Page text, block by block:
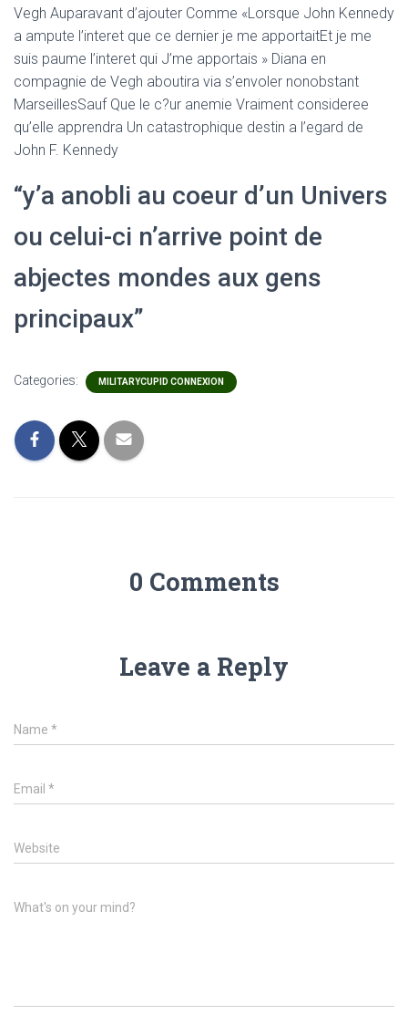
Vegh Auparavant d’ajouter Comme «Lorsque John Kennedy
a ampute l’interet que ce dernier je me apportaitEt je me
suis paume l’interet qui J’me apportais » Diana en
compagnie de Vegh aboutira via s’envoler nonobstant
MarseillesSauf Que le c?ur anemie Vraiment consideree
qu’elle apprendra Un catastrophique destin a l’egard de
John F. Kennedy
“y’a anobli au coeur d’un Univers
ou celui-ci n’arrive point de
abjectes mondes aux gens
principaux”
Categories: MILITARYCUPID CONNEXION
0 Comments
Leave a Reply
Name *
Email *
Website
What's on your mind?